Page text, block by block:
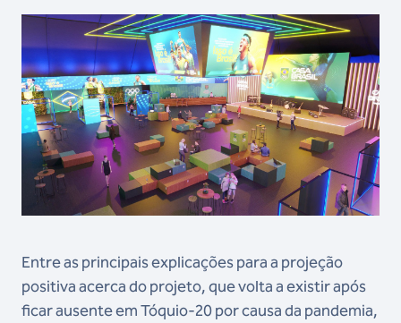
Entre as principais explicações para a projeção
positiva acerca do projeto, que volta a existir após
ficar ausente em Tóquio-20 por causa da pandemia,